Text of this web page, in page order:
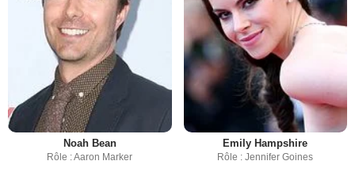
Noah Bean
Rôle : Aaron Marker
Emily Hampshire
Rôle : Jennifer Goines